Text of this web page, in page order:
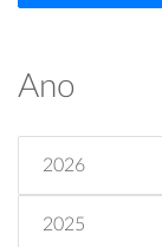
Ano
2026
2025